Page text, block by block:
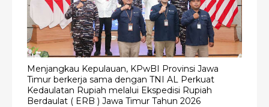
Menjangkau Kepulauan, KPwBI Provinsi Jawa
Timur berkerja sama dengan TNI AL Perkuat
Kedaulatan Rupiah melalui Ekspedisi Rupiah
Berdaulat ( ERB ) Jawa Timur Tahun 2026